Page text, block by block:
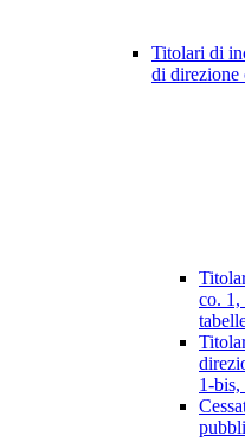
Titolari di
di direzione
co. 1,
1-